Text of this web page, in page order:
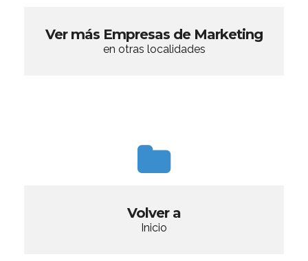
Ver más Empresas de Marketing
en otras localidades
Volver a
Inicio